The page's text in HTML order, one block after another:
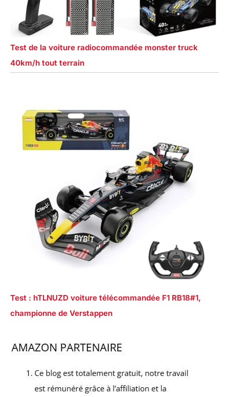
Test de la voiture radiocommandée monster truck
40km/h tout terrain
Test : hTLNUZD voiture télécommandée F1 RB18#1,
championne de Verstappen